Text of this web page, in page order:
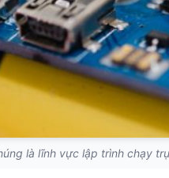
là lĩnh vực lập trình chạy